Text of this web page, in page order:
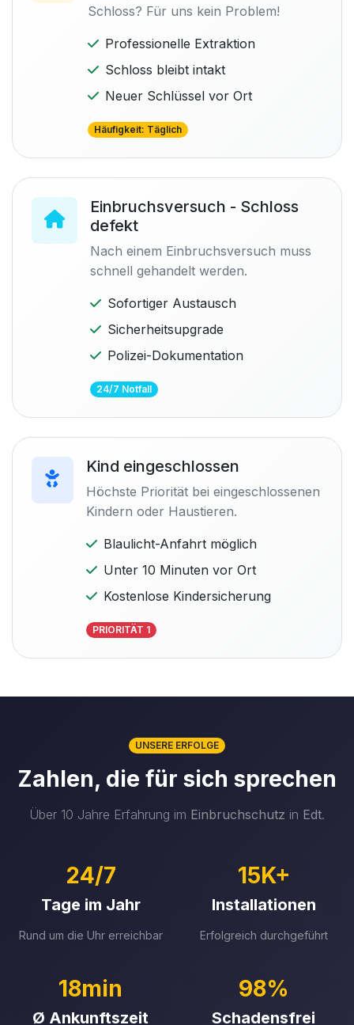
Schloss? Für uns kein Problem!
Professionelle Extraktion
Schloss bleibt intakt
Neuer Schlüssel vor Ort
Häufigkeit: Täglich
Einbruchsversuch - Schloss
defekt
Nach einem Einbruchsversuch muss
schnell gehandelt werden.
Sofortiger Austausch
Sicherheitsupgrade
Polizei-Dokumentation
24/7 Notfall
Kind eingeschlossen
Höchste Priorität bei eingeschlossenen
Kindern oder Haustieren.
Blaulicht-Anfahrt möglich
Unter 10 Minuten vor Ort
Kostenlose Kindersicherung
PRIORITÄT 1
UNSERE ERFOLGE
Zahlen, die für sich sprechen
Über 10 Jahre Erfahrung im Einbruchschutz in Edt.
24/7
Tage im Jahr
Rund um die Uhr erreichbar
15K+
Installationen
Erfolgreich durchgeführt
18min
Ø Ankunftszeit
98%
Schadensfrei